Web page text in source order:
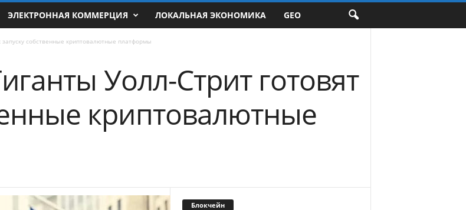
ЭЛЕКТРОННАЯ КОММЕРЦИЯ ЛОКАЛЬНАЯ ЭКОНОМИКА GEO
запуску собственные криптовалютные платформы
Уолл-Стрит готовят
криптовалютные
Блокчейн